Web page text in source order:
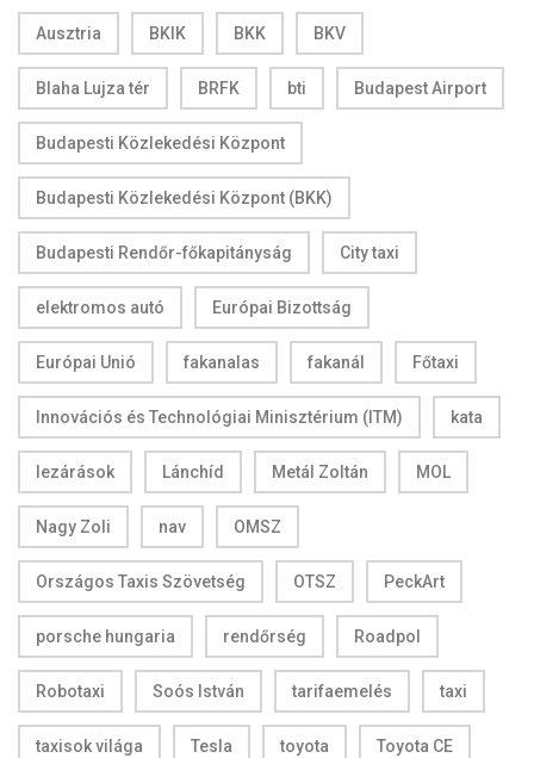
Ausztria BKIK BKK BKV
Blaha Lujza tér BRFK bti Budapest Airport
Budapesti Közlekedési Központ
Budapesti Közlekedési Központ (BKK)
Budapesti Rendőr-főkapitányság City taxi
elektromos autó Európai Bizottság
Európai Unió fakanalas fakanál Főtaxi
Innovációs és Technológiai Minisztérium (ITM) kata
lezárások Lánchíd Metál Zoltán MOL
Nagy Zoli nav OMSZ
Országos Taxis Szövetség OTSZ PeckArt
porsche hungaria rendőrség Roadpol
Robotaxi Soós István tarifaemelés taxi
taxisok világa Tesla toyota Toyota CE